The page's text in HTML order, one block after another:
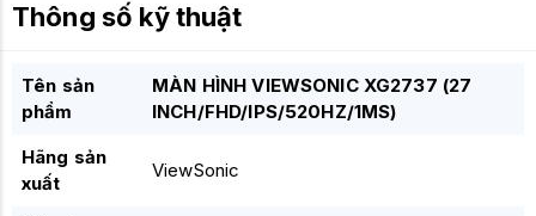
Thông số kỹ thuật
Tên sản
phẩm
MÀN HÌNH VIEWSONIC XG2737 (27
INCH/FHD/IPS/520HZ/1MS)
Hãng sản
xuất
ViewSonic